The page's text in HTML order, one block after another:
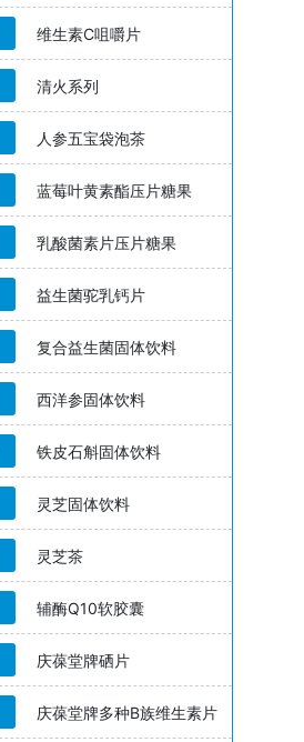
维生素C咀嚼片
清火系列
人参五宝袋泡茶
蓝莓叶黄素酯压片糖果
乳酸菌素片压片糖果
益生菌驼乳钙片
复合益生菌固体饮料
西洋参固体饮料
铁皮石斛固体饮料
灵芝固体饮料
灵芝茶
辅酶Q10软胶囊
庆葆堂牌硒片
庆葆堂牌多种B族维生素片